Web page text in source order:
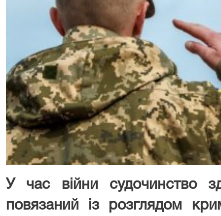
У час війни судочинство
повязаний із розглядом